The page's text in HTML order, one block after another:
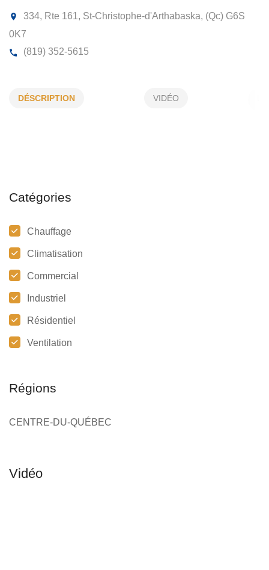
DÉSCRIPTION VIDÉO
Catégories
Chauffage
Climatisation
Commercial
Industriel
Résidentiel
Ventilation
Régions
CENTRE-DU-QUÉBEC